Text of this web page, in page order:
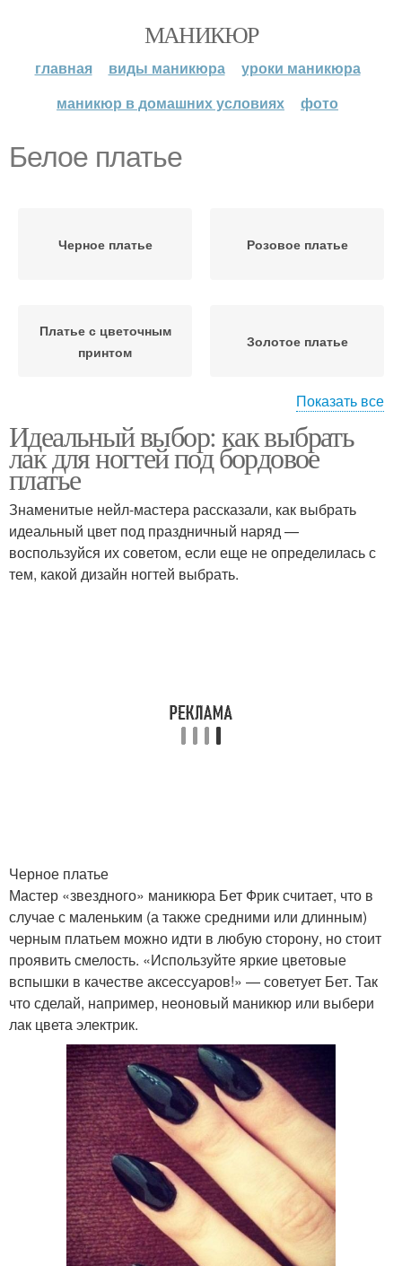
МАНИКЮР
главная виды маникюра
уроки маникюра
маникюр в домашних условиях
фото
Белое платье
Черное платье Розовое платье
Платье с цветочным
принтом
Золотое платье
Серебристое платье Серое платье
Ногти под бордовое
платье
Ногти под черное
платье
Маникюр под бежевое
Показать все
Идеальный выбор: как выбрать
лак для ногтей под бордовое
платье
Знаменитые нейл-мастера рассказали, как выбрать
идеальный цвет под праздничный наряд —
воспользуйся их советом, если еще не определилась с
тем, какой дизайн ногтей выбрать.
Черное платье
Мастер «звездного» маникюра Бет Фрик считает, что в
случае с маленьким (а также средними или длинным)
черным платьем можно идти в любую сторону, но стоит
проявить смелость. «Используйте яркие цветовые
вспышки в качестве аксессуаров!» — советует Бет. Так
что сделай, например, неоновый маникюр или выбери
лак цвета электрик.